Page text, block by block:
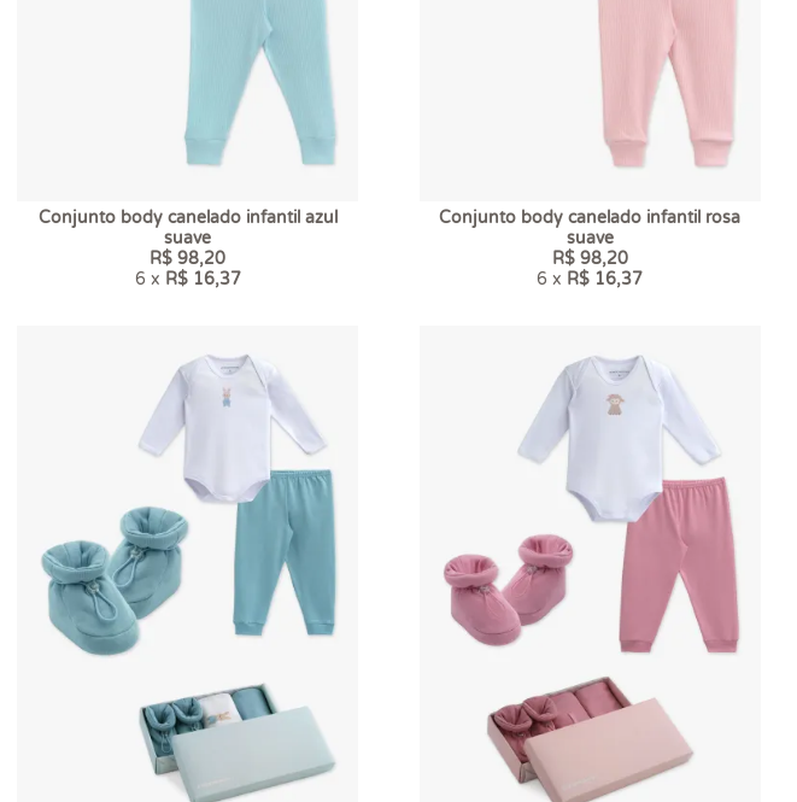
Conjunto body canelado infantil azul
suave
R$ 98,20
6 x R$ 16,37
Conjunto body canelado infantil rosa
suave
R$ 98,20
6 x R$ 16,37